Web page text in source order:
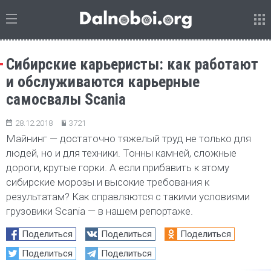
Сибирские карьеристы: как работают
и обслуживаются карьерные
самосвалы Scania
28.12.2018 3721
Майнинг — достаточно тяжелый труд не только для
людей, но и для техники. Тонны камней, сложные
дороги, крутые горки. А если прибавить к этому
сибирские морозы и высокие требования к
результатам? Как справляются с такими условиями
грузовики Scania — в нашем репортаже.
Поделиться Поделиться
Поделиться
Поделиться
Поделиться